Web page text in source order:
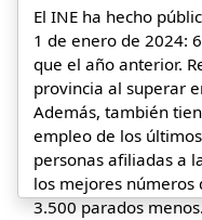
El INE ha hecho
1 de enero de 2024:
que el año anterior.
provincia al superar
Además, también
empleo de los
personas afiliadas a
los mejores números
3.500 parados menos.